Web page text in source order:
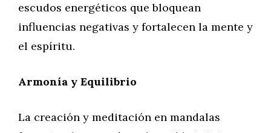
escudos energéticos que bloquean
influencias negativas y fortalecen la mente y
el espíritu.
Armonía y Equilibrio
La creación y meditación en mandalas